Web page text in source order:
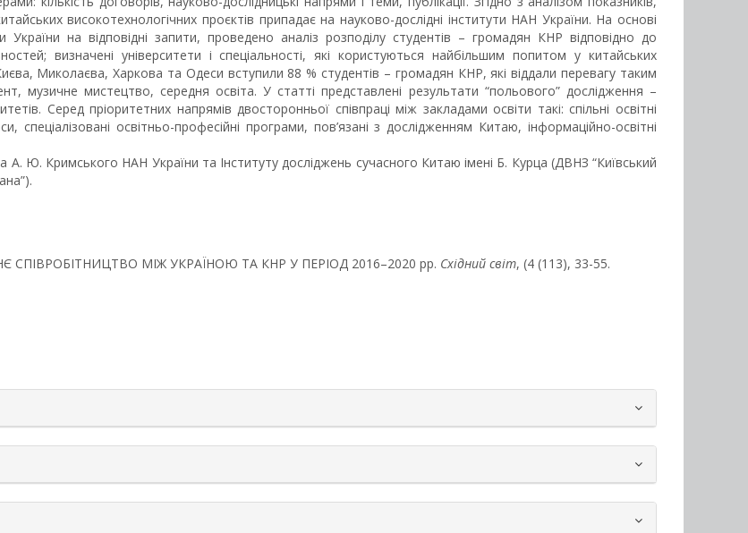
високотехнологічних проєктів припадає на науково-дослідні інститути НАН України. На основі
на відповідні запити, проведено аналіз розподілу студентів – громадян КНР відповідно до
визначені університети і спеціальності, які користуються найбільшим попитом у китайських
Миколаєва, Харкова та Одеси вступили 88 % студентів – громадян КНР, які віддали перевагу таким
музичне мистецтво, середня освіта. У статті представлені результати “польового” дослідження –
Серед пріоритетних напрямів двосторонньої співпраці між закладами освіти такі: спільні освітні
спеціалізовані освітньо-професійні програми, пов’язані з дослідженням Китаю, інформаційно-освітні
А. Ю. Кримського НАН України та Інституту досліджень сучасного Китаю імені Б. Курца (ДВНЗ “Київський
СПІВРОБІТНИЦТВО МІЖ УКРАЇНОЮ ТА КНР У ПЕРІОД 2016–2020 рр. Східний світ, (4 (113), 33-55.